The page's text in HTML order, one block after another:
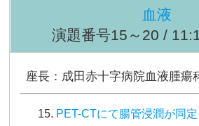
血液
演題番号15～20 /
座長：成田赤十字病院血液腫
PET-CTにて腸管浸潤が同